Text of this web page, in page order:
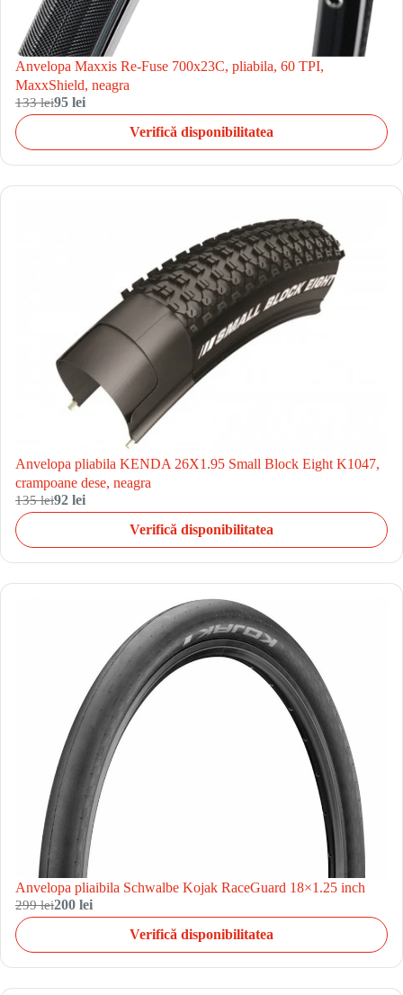
Anvelopa Maxxis Re-Fuse 700x23C, pliabila, 60 TPI,
MaxxShield, neagra
133 lei95 lei
Verifică disponibilitatea
Anvelopa pliabila KENDA 26X1.95 Small Block Eight K1047,
crampoane dese, neagra
135 lei92 lei
Verifică disponibilitatea
Anvelopa pliaibila Schwalbe Kojak RaceGuard 18×1.25 inch
299 lei200 lei
Verifică disponibilitatea